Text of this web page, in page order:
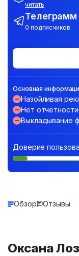
читать
Телеграмм
0 подписчиков
Основная
Назойливая
Нет
Выкладывание
Доверие
Обзор Отзывы
Оксана